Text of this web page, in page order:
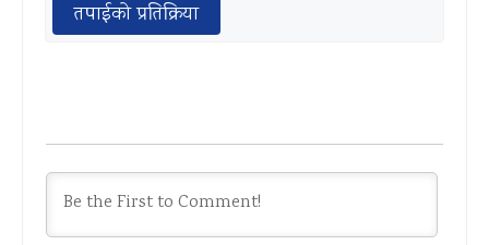
तपाईको प्रतिक्रिया